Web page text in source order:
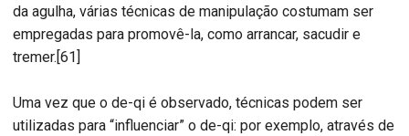
da agulha, várias técnicas de manipulação costumam ser
empregadas para promovê-la, como arrancar, sacudir e
tremer.[61]
Uma vez que o de-qi é observado, técnicas podem ser
utilizadas para “influenciar” o de-qi: por exemplo, através de